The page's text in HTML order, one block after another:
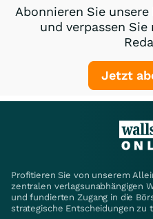
Abonnieren Sie
und verpassen
Jetzt
Profitieren Sie von unserem
zentralen verlagsunabhängigen
und fundierten Zugang in die
strategische Entscheidungen zu